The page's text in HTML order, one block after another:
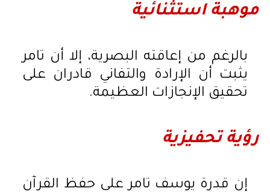
موهبة استثنائية
بالرغم من إعاقته البصرية، إلا أن تامر
يثبت أن الإرادة والتفاني قادران على
تحقيق الإنجازات العظيمة.
رؤية تحفيزية
إن قدرة يوسف تامر على حفظ القرآن